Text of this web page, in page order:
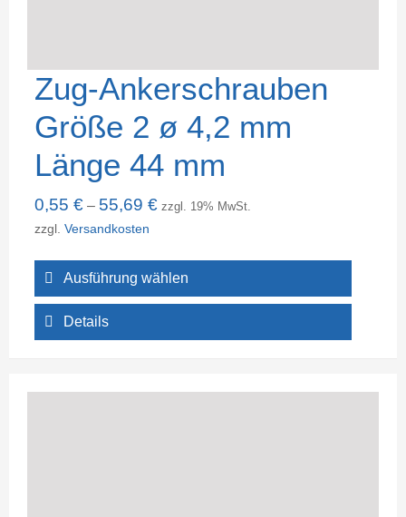
Zug-Ankerschrauben
Größe 2 ø 4,2 mm
Länge 44 mm
0,55 €– 55,69 € zzgl. 19% MwSt.
zzgl. Versandkosten
Ausführung wählen
Details